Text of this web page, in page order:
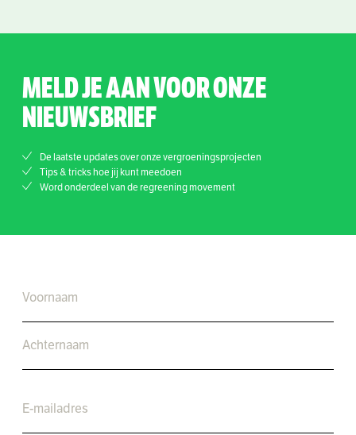
MELD JE AAN VOOR ONZE
NIEUWSBRIEF
De laatste updates over onze vergroeningsprojecten
Tips & tricks hoe jij kunt meedoen
Word onderdeel van de regreening movement